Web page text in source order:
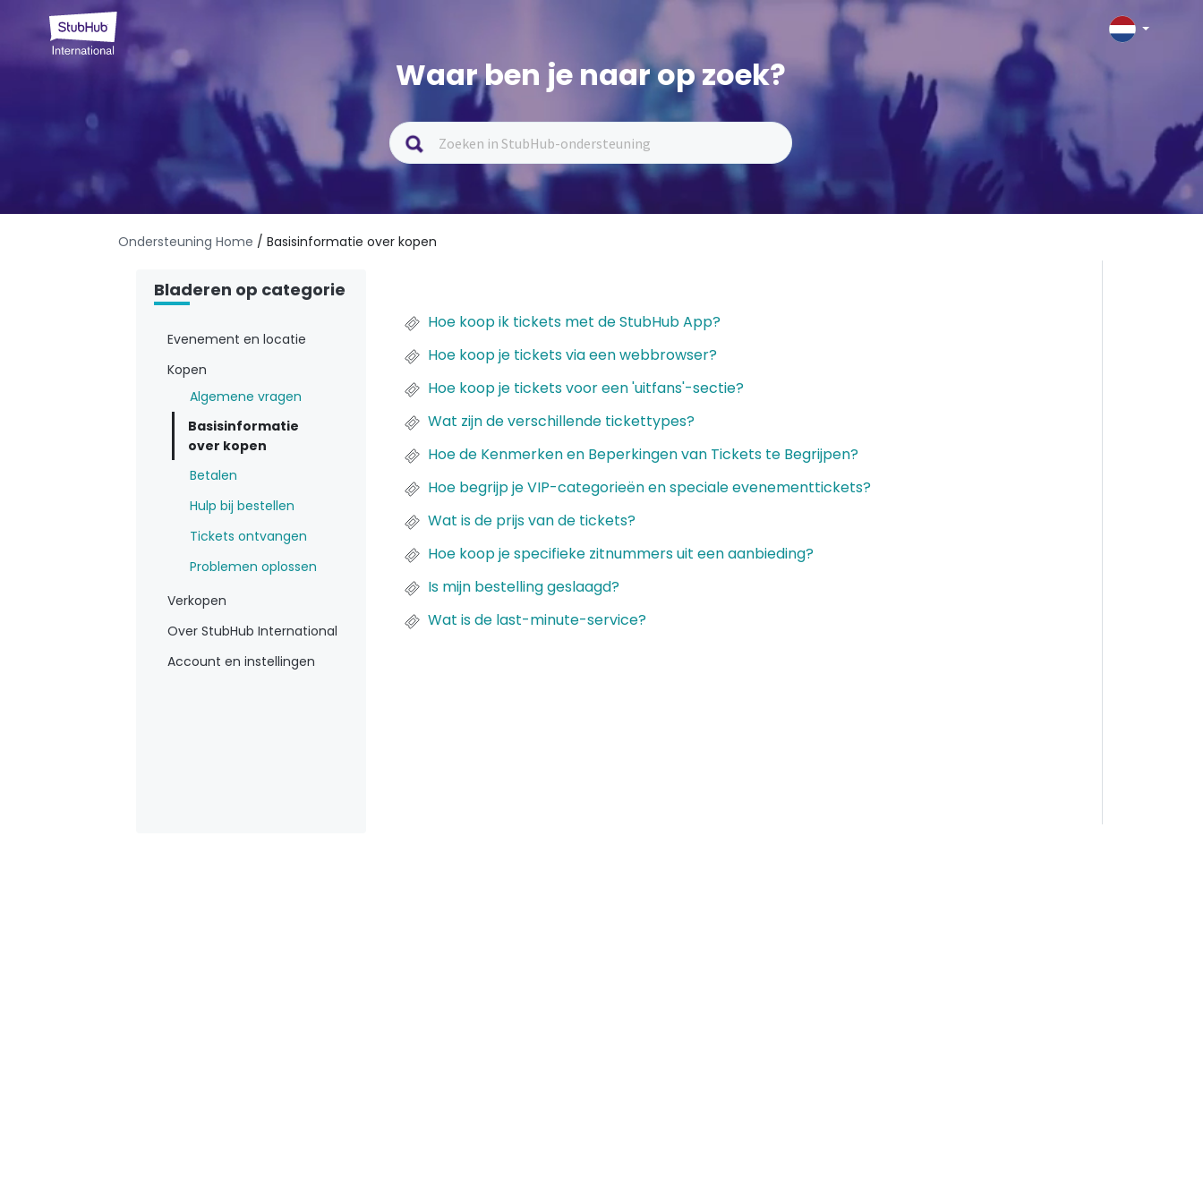
Waar ben je naar op zoek?
Ondersteuning Home / Basisinformatie over kopen
Bladeren op categorie
Evenement en locatie
Kopen
Algemene vragen
Basisinformatie
over kopen
Betalen
Hulp bij bestellen
Tickets ontvangen
Problemen oplossen
Verkopen
Over StubHub International
Account en instellingen
Hoe koop ik tickets met de StubHub App?
Hoe koop je tickets via een webbrowser?
Hoe koop je tickets voor een 'uitfans'-sectie?
Wat zijn de verschillende tickettypes?
Hoe de Kenmerken en Beperkingen van Tickets te Begrijpen?
Hoe begrijp je VIP-categorieën en speciale evenementtickets?
Wat is de prijs van de tickets?
Hoe koop je specifieke zitnummers uit een aanbieding?
Is mijn bestelling geslaagd?
Wat is de last-minute-service?